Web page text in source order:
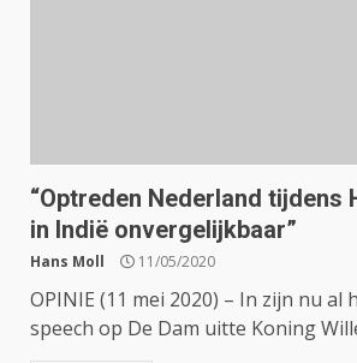
“Optreden Nederland tijdens
in Indië onvergelijkbaar”
Hans Moll 11/05/2020
OPINIE (11 mei 2020) – In zijn nu al
speech op De Dam uitte Koning